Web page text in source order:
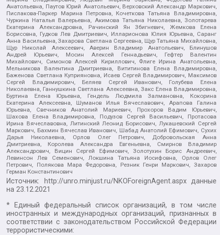
Анатольевна, Паутов Юрий Анатольевич, Верховский Александр Маркович,
Пислакова-Паркер Марина Петровна, Кочеткова Татьяна Владимировна,
Чуркина Наталья Валерьевна, Акимова Татьяна Николаевна, Золотарева
Екатерина Александровна, Рачинский Ян Збигневич, Жемкова Елена
Борисовна, Гудков Лев Дмитриевич, Илларионова Юлия Юрьевна, Саранг
Анна Васильевна, Захарова Светлана Сергеевна, Щур Татьяна Михайловна,
Щур Николай Алексеевич, Аверин Владимир Анатольевич, Блинушов
Андрей Юрьевич, Мосин Алексей Геннадьевич, Гефтер Валентин
Михайлович, Симонов Алексей Кириллович, Флиге Ирина Анатольевна,
Мельникова Валентина Дмитриевна, Вититинова Елена Владимировна,
Баженова Светлана Куприяновна, Исаев Сергей Владимирович, Максимов
Сергей Владимирович, Беляев Сергей Иванович, Голубева Елена
Николаевна, Ганнушкина Светлана Алексеевна, Закс Елена Владимировна,
Буртина Елена Юрьевна, Гендель Людмила Залмановна, Кокорина
Екатерина Алексеевна, Шуманов Илья Вячеславович, Арапова Галина
Юрьевна, Свечников Анатолий Мариевич, Прохоров Вадим Юрьевич,
Шахова Елена Владимировна, Подузов Сергей Васильевич, Протасова
Ирина Вячеславовна, Литинский Леонид Борисович, Лукашевский Сергей
Маркович, Бахмин Вячеслав Иванович, Шабад Анатолий Ефимович, Сухих
Дарья Николаевна, Орлов Олег Петрович, Добровольская Анна
Дмитриевна, Королева Александра Евгеньевна, Смирнов Владимир
Александрович, Вицин Сергей Ефимович, Золотухин Борис Андреевич,
Левинсон Лев Семенович, Локшина Татьяна Иосифовна, Орлов Олег
Петрович, Полякова Мара Федоровна, Резник Генри Маркович, Захаров
Герман Константинович
Источник: http://unro.minjust.ru/NKOForeignAgent.aspxданные
на23.12.2021
* Единый федеральный список организаций, в том числе
иностранных и международных организаций, признанных в
соответствии с законодательством Российской Федерации
террористическими: